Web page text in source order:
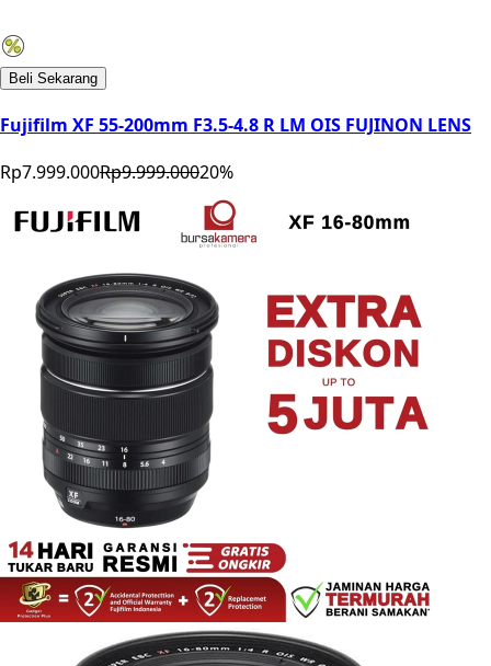
Beli Sekarang
Fujifilm XF 55-200mm F3.5-4.8 R LM OIS FUJINON LENS
Rp7.999.000Rp9.999.00020%